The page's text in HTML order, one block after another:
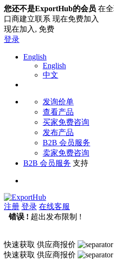
您还不是ExportHub的会员 在
口商建立联系 现在免费加入
现在加入, 免费
登录
English
English
中文
发询价单
查看产品
买家免费咨询
发布产品
B2B 会员服务
卖家免费咨询
B2B 会员服务 支持
注册 登录 在线客服
错误 ! 超出发布限制 !
快速获取 供应商报价
快速获取 供应商报价